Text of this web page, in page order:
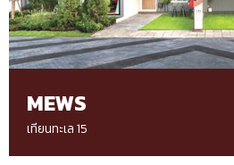
MEWS
เทียนทะเล 15